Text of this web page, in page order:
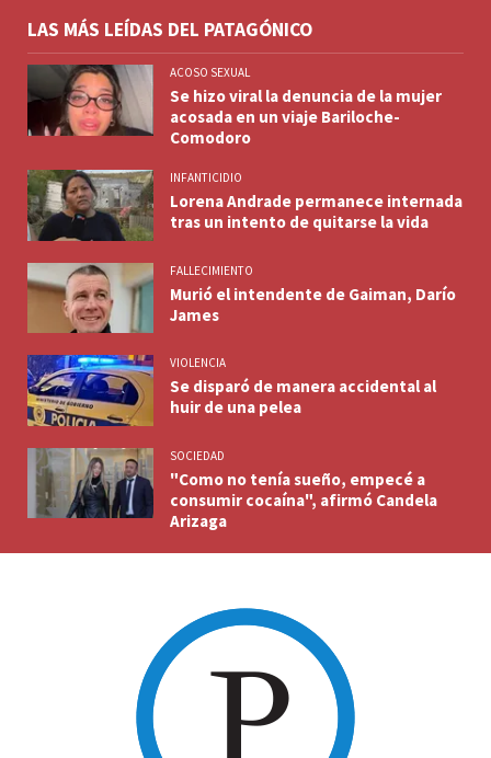
LAS MÁS LEÍDAS DEL PATAGÓNICO
ACOSO SEXUAL
Se hizo viral la denuncia de la mujer
acosada en un viaje Bariloche-
Comodoro
INFANTICIDIO
Lorena Andrade permanece internada
tras un intento de quitarse la vida
FALLECIMIENTO
Murió el intendente de Gaiman, Darío
James
VIOLENCIA
Se disparó de manera accidental al
huir de una pelea
SOCIEDAD
"Como no tenía sueño, empecé a
consumir cocaína", afirmó Candela
Arizaga